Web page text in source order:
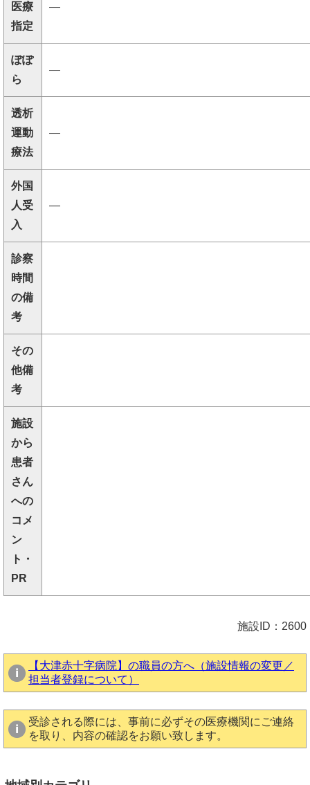
医療
指定
―
ぽぽ
ら
―
透析
運動
療法
―
外国
人受
入
―
診察
時間
の備
考
その
他備
考
施設
から
患者
さん
への
コメ
ン
ト・
PR
施設ID：2600
【大津赤十字病院】の職員の方へ（施設情報の変更／
担当者登録について）
受診される際には、事前に必ずその医療機関にご連絡
を取り、内容の確認をお願い致します。